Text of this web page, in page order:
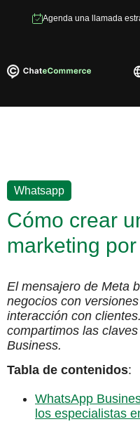
Agenda una llamada
Whatsapp
Cómo crear
marketing
El mensajero de Meta
negocios con
interacción con
compartimos las
Business.
Tabla de contenidos:
WhatsApp
los especialistas